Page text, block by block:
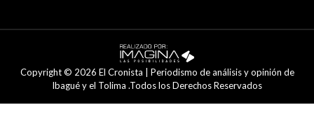
Copyright © 2026 El Cronista | Periodismo de análisis y opinión de
Ibagué y el Tolima .Todos los Derechos Reservados